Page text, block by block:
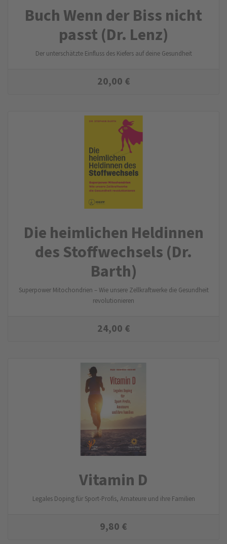
Buch Wenn der Biss nicht
passt (Dr. Lenz)
Der unterschätzte Einfluss des Kiefers auf deine Gesundheit
20,00 €
Die heimlichen Heldinnen
des Stoffwechsels (Dr.
Barth)
Superpower Mitochondrien – Wie unsere Zellkraftwerke die Gesundheit
revolutionieren
24,00 €
Vitamin D
Legales Doping für Sport-Profis, Amateure und ihre Familien
9,80 €